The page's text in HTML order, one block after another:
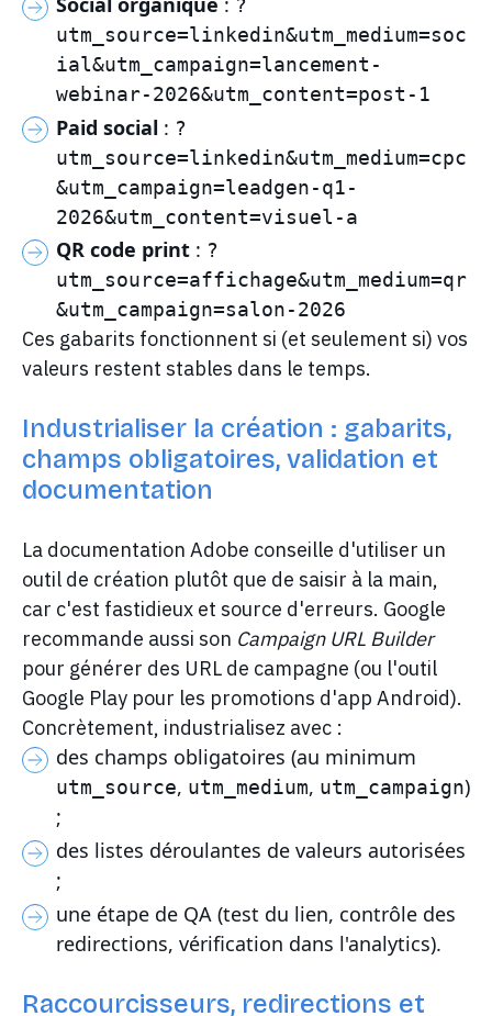
utm_source=linkedin&utm_medium=soc
ial&utm_campaign=lancement-
webinar-2026&utm_content=post-1
Paid social : ?
utm_source=linkedin&utm_medium=cpc
&utm_campaign=leadgen-q1-
2026&utm_content=visuel-a
QR code print : ?
utm_source=affichage&utm_medium=qr
&utm_campaign=salon-2026
Ces gabarits fonctionnent si (et seulement si) vos
valeurs restent stables dans le temps.
Industrialiser la création : gabarits,
champs obligatoires, validation et
documentation
La documentation Adobe conseille d'utiliser un
outil de création plutôt que de saisir à la main,
car c'est fastidieux et source d'erreurs. Google
recommande aussi son Campaign URL Builder
pour générer des URL de campagne (ou l'outil
Google Play pour les promotions d'app Android).
Concrètement, industrialisez avec :
des champs obligatoires (au minimum
utm_source, utm_medium, utm_campaign)
;
des listes déroulantes de valeurs autorisées
;
une étape de QA (test du lien, contrôle des
redirections, vérification dans l'analytics).
Raccourcisseurs, redirections et